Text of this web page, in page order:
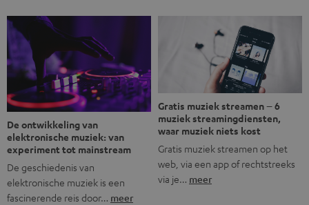
verder ontwikkelt. In vele uren na werktijd heeft het
team samen gewerkt om de MYND uit te breiden met de
mogelijkheid om via wifi te streamen. […]
De ontwikkeling van
elektronische muziek: van
experiment tot mainstream
De geschiedenis van
elektronische muziek is een
fascinerende reis door… meer
Gratis muziek streamen – 6
muziek streamingdiensten,
waar muziek niets kost
Gratis muziek streamen op het
web, via een app of rechtstreeks
via je… meer